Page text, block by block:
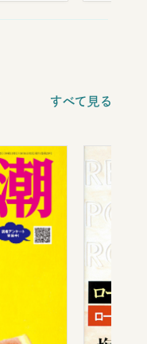
すべて見る